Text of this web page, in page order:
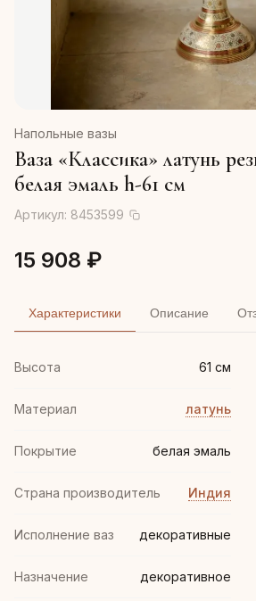
Напольные вазы
Ваза «Классика» латунь
белая эмаль h-61 см
Артикул: 8453599
15 908 ₽
Характеристики Описание
Высота 61 см
Материал латунь
Покрытие белая эмаль
Страна производитель Индия
Исполнение ваз декоративные
Назначение декоративное